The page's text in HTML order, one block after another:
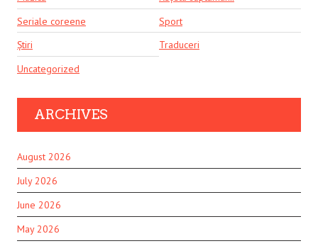
Seriale coreene
Sport
Știri
Traduceri
Uncategorized
ARCHIVES
August 2026
July 2026
June 2026
May 2026